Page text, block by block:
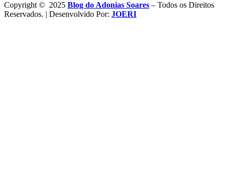
Copyright © 2025 Blog do Adonias Soares – Todos os Direitos
Reservados. | Desenvolvido Por: JOERI